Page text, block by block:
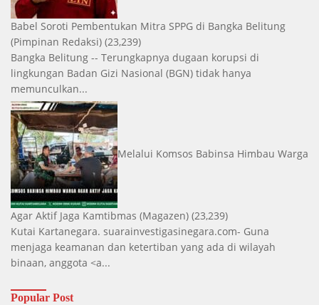
Babel Soroti Pembentukan Mitra SPPG di Bangka Belitung
(Pimpinan Redaksi) (23,239)
Bangka Belitung -- Terungkapnya dugaan korupsi di
lingkungan Badan Gizi Nasional (BGN) tidak hanya
memunculkan...
Melalui Komsos Babinsa Himbau Warga
Agar Aktif Jaga Kamtibmas (Magazen) (23,239)
Kutai Kartanegara. suarainvestigasinegara.com- Guna
menjaga keamanan dan ketertiban yang ada di wilayah
binaan, anggota <a...
Popular Post